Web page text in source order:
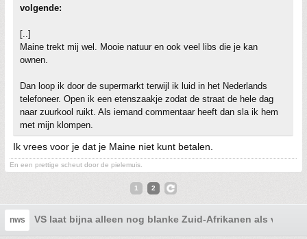
volgende:
[..]
Maine trekt mij wel. Mooie natuur en ook veel libs die je kan
ownen.
Dan loop ik door de supermarkt terwijl ik luid in het Nederlands
telefoneer. Open ik een etenszaakje zodat de straat de hele dag
naar zuurkool ruikt. Als iemand commentaar heeft dan sla ik hem
met mijn klompen.
Ik vrees voor je dat je Maine niet kunt betalen.
En een prettige scheut door de pielemuis.
1 2
nws VS laat bijna alleen nog blanke Zuid-Afrikanen als